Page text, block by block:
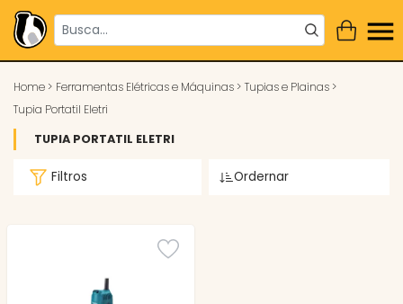
Home > Ferramentas Elétricas e Máquinas > Tupias e Plainas >
Tupia Portatil Eletri
TUPIA PORTATIL ELETRI
Filtros Ordernar